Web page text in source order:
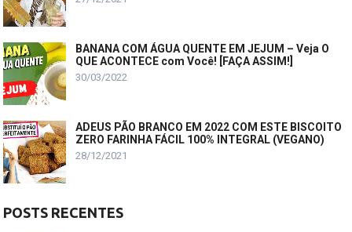
BANANA COM ÁGUA QUENTE EM JEJUM – Veja O
QUE ACONTECE com Você! [FAÇA ASSIM!]
30/03/2022
ADEUS PÃO BRANCO EM 2022 COM ESTE BISCOITO
ZERO FARINHA FÁCIL 100% INTEGRAL (VEGANO)
28/12/2021
POSTS RECENTES